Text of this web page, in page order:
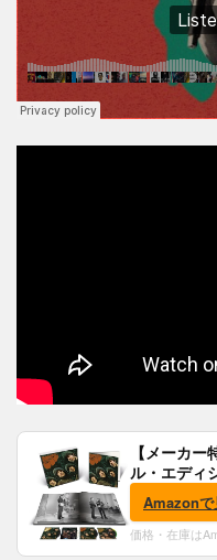
【メーカ
ル・エディ
(完全生産限
Amazonで
価格・在庫は